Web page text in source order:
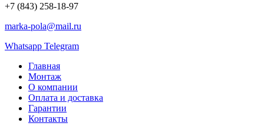
+7 (843) 258-18-97
marka-pola@mail.ru
Whatsapp Telegram
Главная
Монтаж
О компании
Оплата и доставка
Гарантии
Контакты